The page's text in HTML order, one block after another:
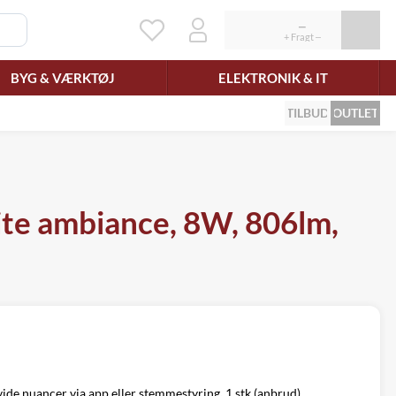
BYG & VÆRKTØJ ELEKTRONIK & IT
TILBUD OUTLET
ambiance, 8W, 806lm,
nuancer via app eller stemmestyring. 1 stk (anbrud)